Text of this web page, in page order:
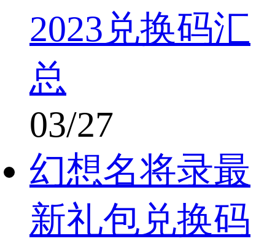
2023兑换码汇
总
03/27
幻想名将录最
新礼包兑换码